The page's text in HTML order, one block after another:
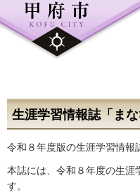
生涯学習情報誌「まな
令和８年度版の生涯学習情報
本誌には、令和８年度の生涯
す。